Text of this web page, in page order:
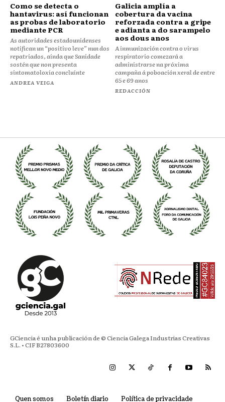
Como se detecta o
hantavirus: así funcionan
as probas de laboratorio
mediante PCR
As autoridades estadounidenses
notifican un “positivo leve” nun dos
repatriados, aínda que Sanidade
sostén que non presenta
sintomatoloxía concluínte
ANDREA VEIGA
Galicia amplía a
cobertura da vacina
reforzada contra a gripe
e adianta a do sarampelo
aos dous anos
A inmunización contra o virus
respiratorio comezará a
administrarse na próxima
campaña á poboación xeral de entre
65 e 69 anos
REDACCIÓN
GCiencia é unha publicación de © Ciencia Galega Industrias Creativas
S.L. • CIF B27803600
Quen somos Boletín diario Política de privacidade